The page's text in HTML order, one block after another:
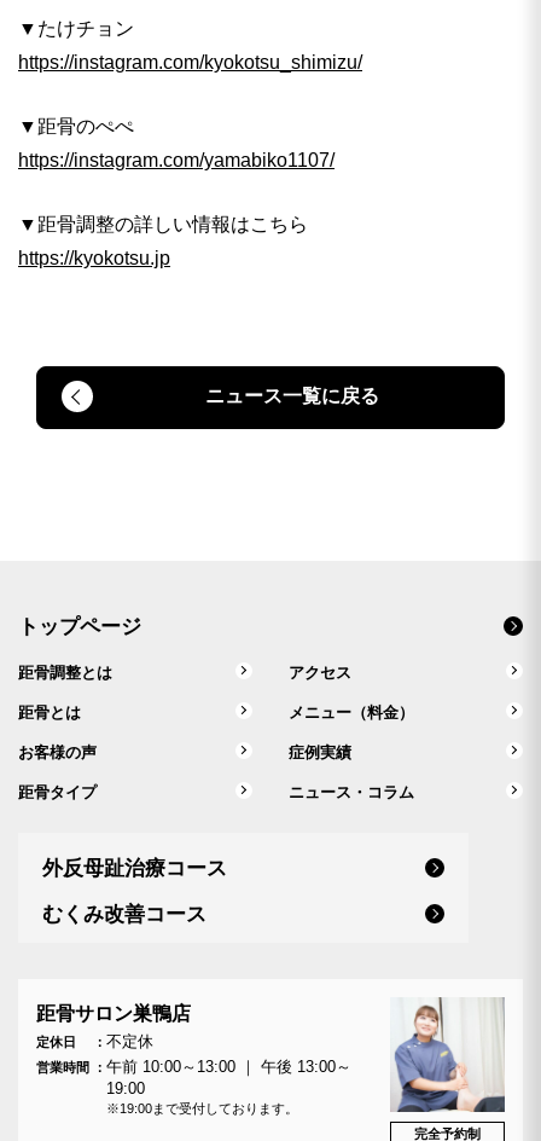
▼たけチョン
https://instagram.com/kyokotsu_shimizu/
▼距骨のぺぺ
https://instagram.com/yamabiko1107/
▼距骨調整の詳しい情報はこちら
https://kyokotsu.jp
ニュース一覧に戻る
トップページ
距骨調整とは アクセス
距骨とは メニュー（料金）
お客様の声 症例実績
距骨タイプ ニュース・コラム
外反母趾治療コース
むくみ改善コース
距骨サロン巣鴨店
定休日 不定休
営業時間
午前 10:00～13:00 ｜ 午後 13:00～
19:00
※19:00まで受付しております。
完全予約制